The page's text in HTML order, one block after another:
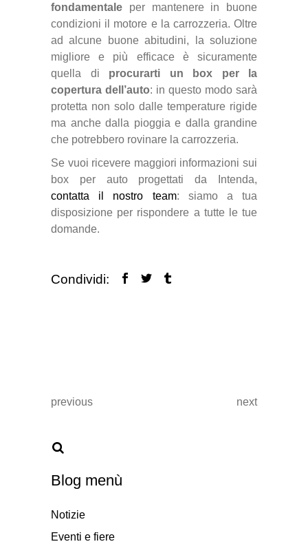
fondamentale per mantenere in buone
condizioni il motore e la carrozzeria. Oltre
ad alcune buone abitudini, la soluzione
migliore e più efficace è sicuramente
quella di procurarti un box per la
copertura dell’auto: in questo modo sarà
protetta non solo dalle temperature rigide
ma anche dalla pioggia e dalla grandine
che potrebbero rovinare la carrozzeria.
Se vuoi ricevere maggiori informazioni sui
box per auto progettati da Intenda,
contatta il nostro team: siamo a tua
disposizione per rispondere a tutte le tue
domande.
Condividi:
previous next
Blog menù
Notizie
Eventi e fiere